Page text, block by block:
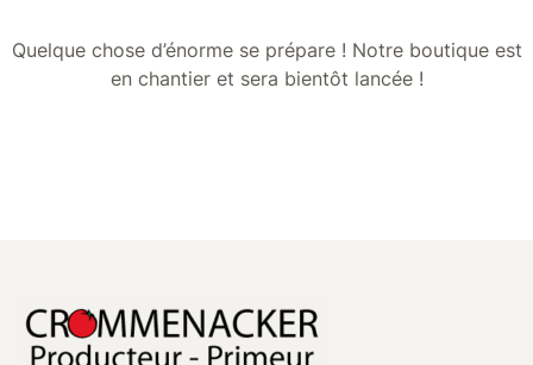
Quelque chose d’énorme se prépare ! Notre boutique est
en chantier et sera bientôt lancée !